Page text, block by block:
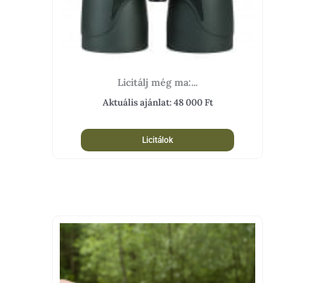
Licitálj még ma:...
Aktuális ajánlat:48 000Ft
Licitálok